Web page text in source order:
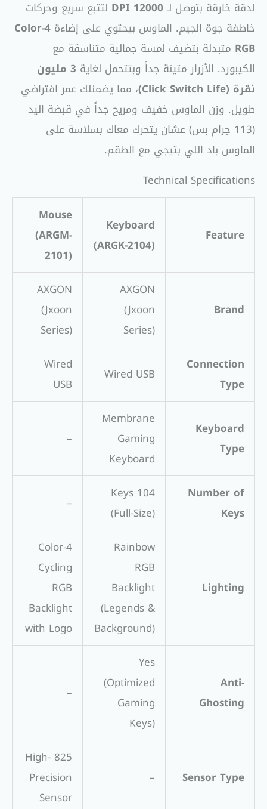
لدقة خارقة بتوصل لـ 12000 DPI
لتتبع سريع وحركات
خاطفة جوة الجيم. الماوس بيحتوي على إضاءة
4-Color
RGB متبدلة بتضيف لمسة جمالية متناسقة مع
الكيبورد. الأزرار متينة جداً وبتتحمل لغاية
3 مليون
نقرة (Click Switch Life)
، مما يضمنلك عمر افتراضي
طويل. وزن الماوس خفيف ومريح جداً في قبضة اليد
(113 جرام بس) عشان يتحرك معاك بسلاسة على
الماوس باد اللي بتيجي مع الطقم.
Technical Specifications
Feature
Keyboard
(ARGK-2104)
Mouse
(ARGM-
2101)
Brand
AXGON
(Jxoon
Series)
AXGON
(Jxoon
Series)
Connection
Type
Wired USB
Wired
USB
Keyboard
Type
Membrane
Gaming
Keyboard
–
Number of
Keys
104 Keys
(Full-Size)
–
Lighting
Rainbow
RGB
Backlight
(Legends &
Background)
4-Color
Cycling
RGB
Backlight
with Logo
Anti-
Ghosting
Yes
(Optimized
Gaming
Keys)
–
Sensor Type
–
825 High-
Precision
Sensor